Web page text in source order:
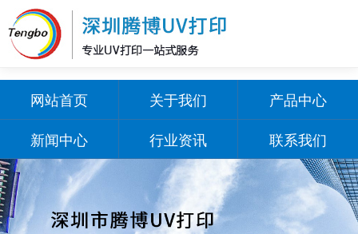
网站首页 关于我们
产品中心
新闻中心
行业资讯 联系我们